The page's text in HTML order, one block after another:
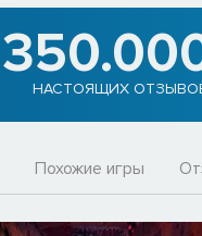
НАСТОЯЩИХ
Похожие игры